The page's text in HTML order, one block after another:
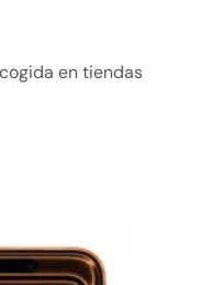
en tiendas